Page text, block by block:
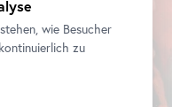
wie Besucher
zu